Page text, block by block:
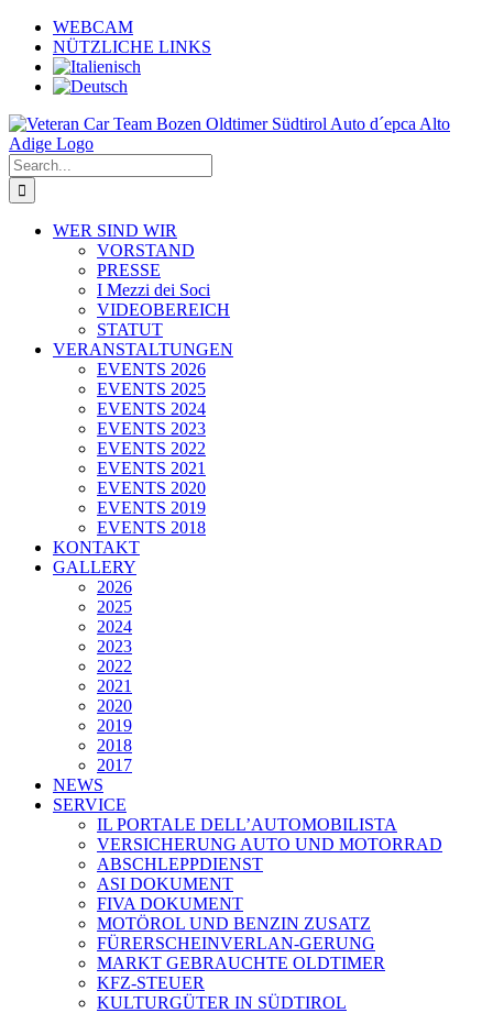
Skip
content
WEBCAM
NÜTZLICHE LINKS
Search
for:
WER SIND WIR
VORSTAND
PRESSE
I Mezzi dei Soci
VIDEOBEREICH
STATUT
VERANSTALTUNGEN
EVENTS 2026
EVENTS 2025
EVENTS 2024
EVENTS 2023
EVENTS 2022
EVENTS 2021
EVENTS 2020
EVENTS 2019
EVENTS 2018
KONTAKT
GALLERY
2026
2025
2024
2023
2022
2021
2020
2019
2018
2017
NEWS
SERVICE
IL PORTALE DELL’AUTOMOBILISTA
VERSICHERUNG AUTO UND MOTORRAD
ABSCHLEPPDIENST
ASI DOKUMENT
FIVA DOKUMENT
MOTÖROL UND BENZIN ZUSATZ
FÜRERSCHEINVERLAN-GERUNG
MARKT GEBRAUCHTE OLDTIMER
KFZ-STEUER
KULTURGÜTER IN SÜDTIROL